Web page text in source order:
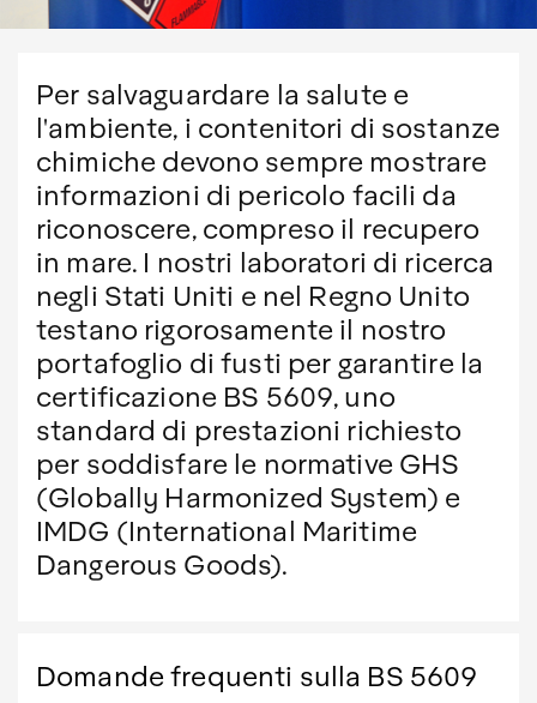
Per salvaguardare la salute e
l'ambiente, i contenitori di sostanze
chimiche devono sempre mostrare
informazioni di pericolo facili da
riconoscere, compreso il recupero
in mare. I nostri laboratori di ricerca
negli Stati Uniti e nel Regno Unito
testano rigorosamente il nostro
portafoglio di fusti per garantire la
certificazione BS 5609, uno
standard di prestazioni richiesto
per soddisfare le normative GHS
(Globally Harmonized System) e
IMDG (International Maritime
Dangerous Goods).
Domande frequenti sulla BS 5609